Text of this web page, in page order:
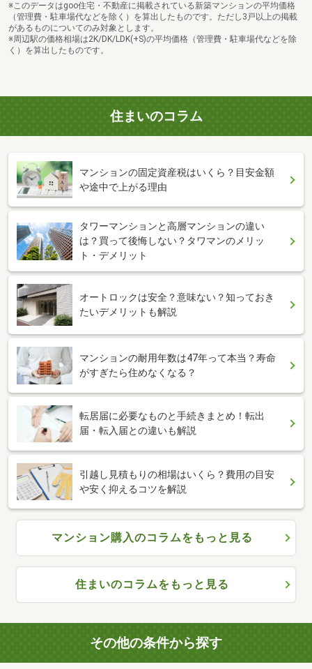
※このデータはgoo住宅・不動産に掲載されている新築マンションの平均価格
（管理費・駐車場代などを除く）を算出したものです。ただし3戸以上の掲載
があるものについてのみ対象とします。
※周辺駅の価格相場は2K/DK/LDK(+S)の平均価格（管理費・駐車場代などを除
く）を算出したものです。
住まいのコラム
マンションの固定資産税はいくら？目安金額
や途中で上がる理由
タワーマンションと高層マンションの違い
は？買って後悔しない？タワマンのメリッ
ト・デメリット
オートロックは安全？意味ない？知っておき
たいデメリットも解説
マンションの耐用年数は47年って本当？寿命
がすぎたら住めなくなる？
転居届に必要なものと手続きまとめ！転出
届・転入届との違いも解説
引越し見積もりの相場はいくら？費用の目安
や安く抑えるコツを解説
マンション購入のコラムをもっと見る
住まいのコラムをもっと見る
その他の条件から探す